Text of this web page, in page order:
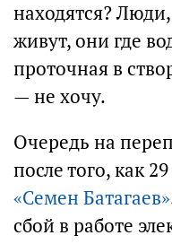
находятся?
живут, они где
проточная в
— не хочу.
Очередь на
после того, как
«Семен Батагаев»
сбой в работе